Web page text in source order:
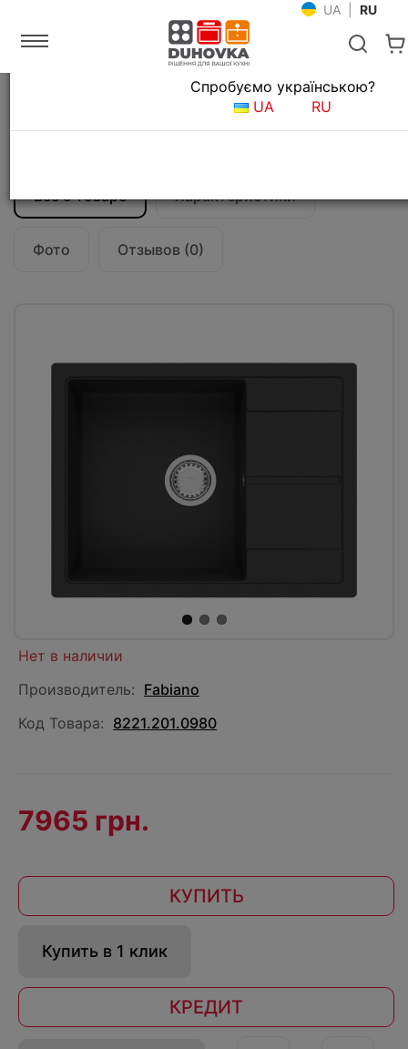
UA RU
Мойки и смесители Кухонные мойки
Кухонная мойка Fabiano Cubix 65x50
Все о товаре Характеристики
Фото Отзывов (0)
Язык магазина
Спробуємо українською?
UA
RU
Нет в наличии
Производитель: Fabiano
Код Товара: 8221.201.0980
7965 грн.
КУПИТЬ
Купить в 1 клик
КРЕДИТ